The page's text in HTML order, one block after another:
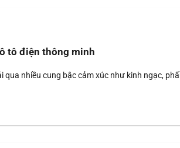
tô điện thông minh
qua nhiều cung bậc cảm xúc như kinh ngạc,